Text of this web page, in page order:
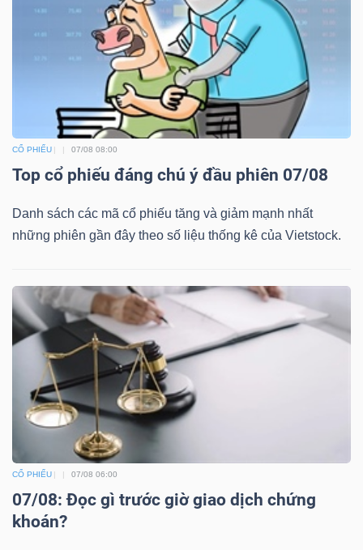
CỔ PHIẾU 07/08 08:00
Top cổ phiếu đáng chú ý đầu phiên 07/08
Danh sách các mã cổ phiếu tăng và giảm mạnh nhất
những phiên gần đây theo số liệu thống kê của Vietstock.
CỔ PHIẾU 07/08 06:00
07/08: Đọc gì trước giờ giao dịch chứng
khoán?